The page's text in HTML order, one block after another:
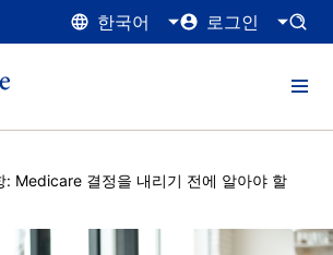
한국어 로그인
: Medicare 결정을 내리기 전에 알아야 할